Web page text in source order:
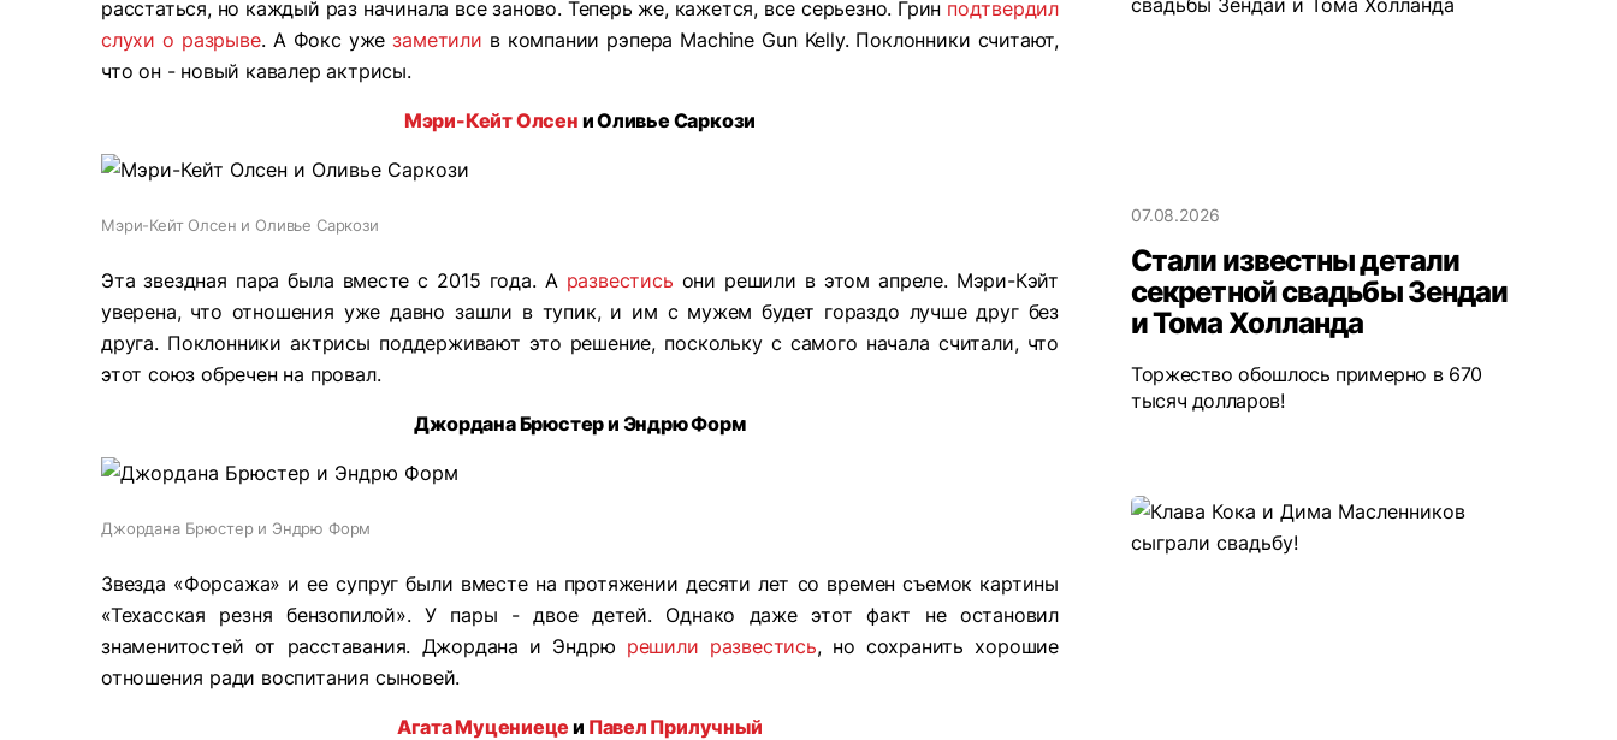
расстаться, но каждый раз начинала все заново. Теперь же, кажется, все серьезно. Грин подтвердил
слухи о разрыве. А Фокс ужезаметили в компании рэпера Machine Gun Kellу. Поклонники считают,
что он - новый кавалер актрисы.
Мэри-Кейт Олсен и Оливье Саркози
Мэри-Кейт Олсен и Оливье Саркози
Эта звездная пара была вместе с 2015 года. А развестись они решили в этом апреле. Мэри-Кэйт
уверена, что отношения уже давно зашли в тупик, и им с мужем будет гораздо лучше друг без
друга. Поклонники актрисы поддерживают это решение, поскольку с самого начала считали, что
этот союз обречен на провал.
Джордана Брюстер и Эндрю Форм
Джордана Брюстер и Эндрю Форм
Звезда «Форсажа» и ее супруг были вместе на протяжении десяти лет со времен съемок картины
«Техасская резня бензопилой». У пары - двое детей. Однако даже этот факт не остановил
знаменитостей от расставания. Джордана и Эндрю решили развестись, но сохранить хорошие
отношения ради воспитания сыновей.
Агата Муцениеце и Павел Прилучный
07.08.2026
Стали известны детали
секретной свадьбы Зендаи
и Тома Холланда
Торжество обошлось примерно в 670
тысяч долларов!